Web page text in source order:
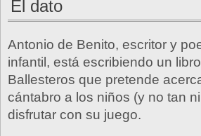
El dato
Antonio de Benito, escritor y
infantil, está escribiendo un
Ballesteros que pretende
cántabro a los niños (y no tan
disfrutar con su juego.